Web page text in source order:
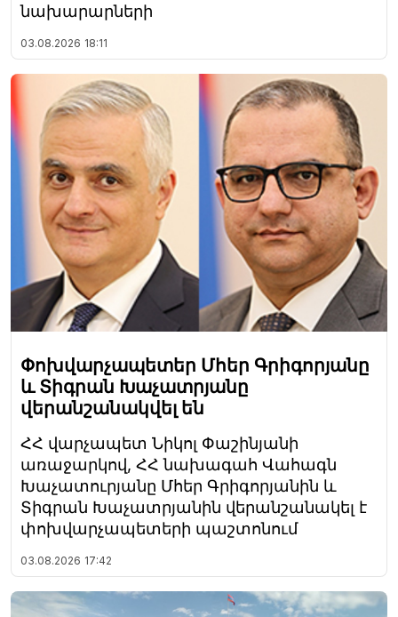
նախարարների
03.08.2026 18:11
Փոխվարչապետեր Մհեր Գրիգորյանը
և Տիգրան Խաչատրյանը
վերանշանակվել են
ՀՀ վարչապետ Նիկոլ Փաշինյանի
առաջարկով, ՀՀ նախագահ Վահագն
Խաչատուրյանը Մհեր Գրիգորյանին և
Տիգրան Խաչատրյանին վերանշանակել է
փոխվարչապետերի պաշտոնում
03.08.2026 17:42